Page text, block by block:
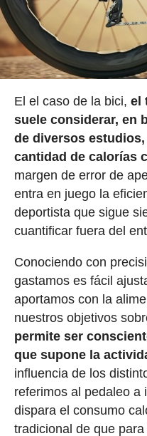
El el caso de la bici, el
suele considerar, en
de diversos
cantidad de calorías
margen de error de
entra en juego la
deportista que sigue
cuantificar fuera del
Conociendo con
gastamos es fácil
aportamos con la
nuestros objetivos
permite ser
que supone la
influencia de los
referimos al pedaleo a
dispara el consumo
tradicional de que